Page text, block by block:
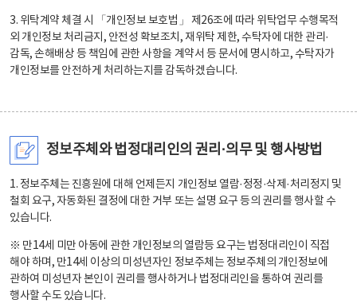
3. 위탁계약 체결 시 「개인정보 보호법」 제26조에 따라 위탁업무 수행목적
외 개인정보 처리금지, 안전성 확보조치, 재위탁 제한, 수탁자에 대한 관리·
감독, 손해배상 등 책임에 관한 사항을 계약서 등 문서에 명시하고, 수탁자가
개인정보를 안전하게 처리하는지를 감독하겠습니다.
정보주체와 법정대리인의 권리·의무 및 행사방법
1. 정보주체는 진흥원에 대해 언제든지 개인정보 열람·정정·삭제·처리정지 및
철회 요구, 자동화된 결정에 대한 거부 또는 설명 요구 등의 권리를 행사할 수
있습니다.
※ 만14세 미만 아동에 관한 개인정보의 열람등 요구는 법정대리인이 직접
해야 하며, 만14세 이상의 미성년자인 정보주체는 정보주체의 개인정보에
관하여 미성년자 본인이 권리를 행사하거나 법정대리인을 통하여 권리를
행사할 수도 있습니다.